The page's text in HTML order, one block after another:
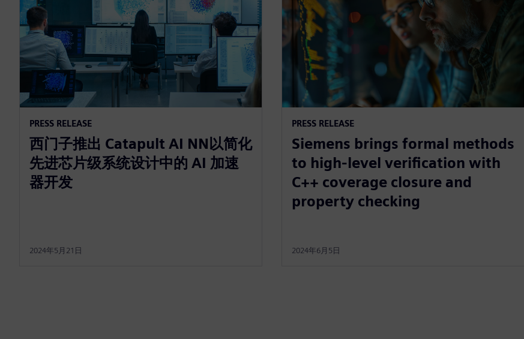
PRESS RELEASE
西门子推出 Catapult AI NN以简化
先进芯片级系统设计中的 AI 加速
器开发
2024年5月21日
PRESS RELEASE
Siemens brings formal methods
to high-level verification with
C++ coverage closure and
property checking
2024年6月5日